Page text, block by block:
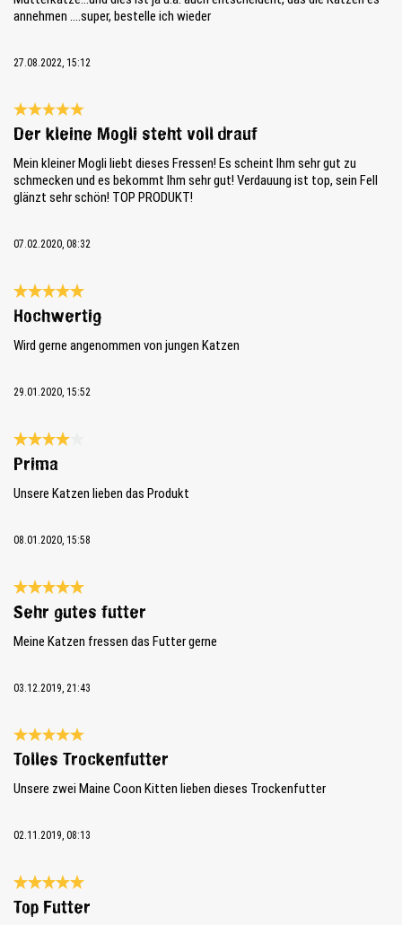
annehmen ....super, bestelle ich wieder
27.08.2022, 15:12
Review with rating of 5 out of 5 stars
Der kleine Mogli steht voll drauf
Mein kleiner Mogli liebt dieses Fressen! Es scheint Ihm sehr gut zu
schmecken und es bekommt Ihm sehr gut! Verdauung ist top, sein Fell
glänzt sehr schön! TOP PRODUKT!
07.02.2020, 08:32
Review with rating of 5 out of 5 stars
Hochwertig
Wird gerne angenommen von jungen Katzen
29.01.2020, 15:52
Review with rating of 4 out of 5 stars
Prima
Unsere Katzen lieben das Produkt
08.01.2020, 15:58
Review with rating of 5 out of 5 stars
Sehr gutes futter
Meine Katzen fressen das Futter gerne
03.12.2019, 21:43
Review with rating of 5 out of 5 stars
Tolles Trockenfutter
Unsere zwei Maine Coon Kitten lieben dieses Trockenfutter
02.11.2019, 08:13
Review with rating of 5 out of 5 stars
Top Futter